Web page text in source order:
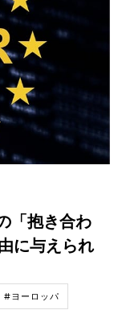
「抱き合わ
に与えられ
#ヨーロッパ